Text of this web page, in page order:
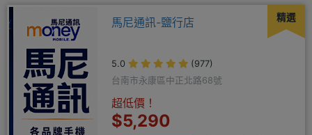
精選
馬尼通訊-鹽行店
5.0
(977)
台南市永康區中正北路68號
超低價！
$5,290